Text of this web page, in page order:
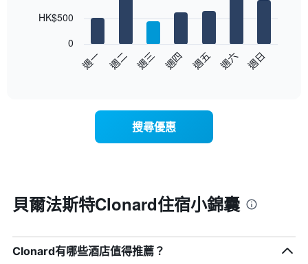
房
間
均
價
週一 週二 週三 週四 週五 週六 週日
0
HK$500
搜尋優惠
貝爾法斯特Clonard住宿小錦囊
Clonard有哪些酒店值得推薦？